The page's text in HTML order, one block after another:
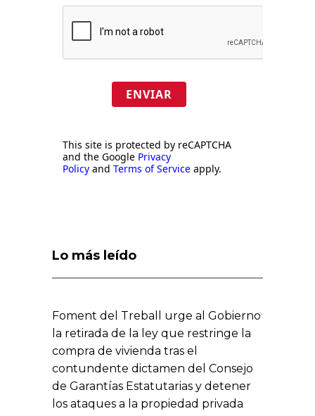
ENVIAR
This site is protected by reCAPTCHA
and the Google Privacy
Policy and Terms of Service apply.
Lo más leído
Foment del Treball urge al Gobierno
la retirada de la ley que restringe la
compra de vivienda tras el
contundente dictamen del Consejo
de Garantías Estatutarias y detener
los ataques a la propiedad privada